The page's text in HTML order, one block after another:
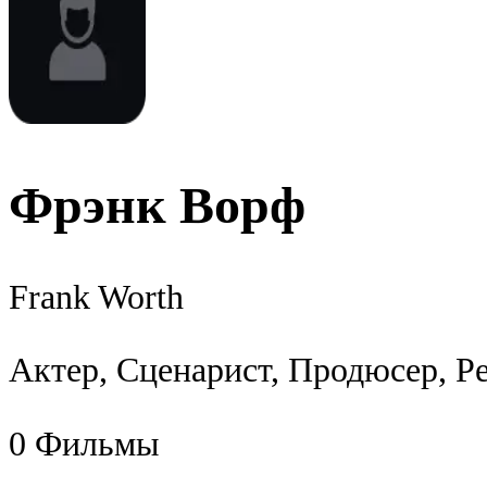
Фрэнк Ворф
Frank Worth
Актер, Сценарист, Продюсер,
0 Фильмы